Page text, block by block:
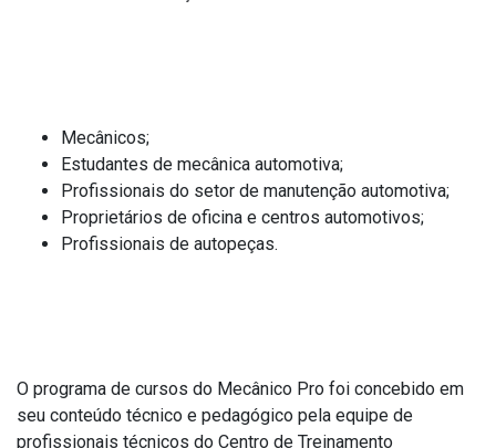
Mecânicos;
Estudantes de mecânica automotiva;
Profissionais do setor de manutenção automotiva;
Proprietários de oficina e centros automotivos;
Profissionais de autopeças.
O programa de cursos do Mecânico Pro foi concebido em
seu conteúdo técnico e pedagógico pela equipe de
profissionais técnicos do Centro de Treinamento